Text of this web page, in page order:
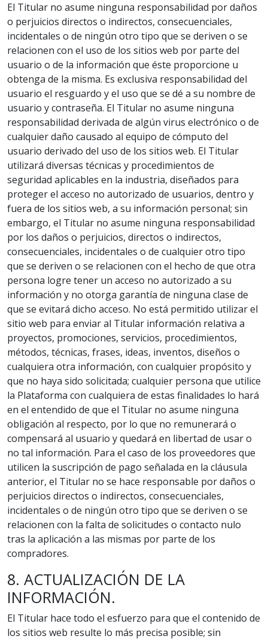
El Titular no asume ninguna responsabilidad por daños
o perjuicios directos o indirectos, consecuenciales,
incidentales o de ningún otro tipo que se deriven o se
relacionen con el uso de los sitios web por parte del
usuario o de la información que éste proporcione u
obtenga de la misma. Es exclusiva responsabilidad del
usuario el resguardo y el uso que se dé a su nombre de
usuario y contraseña. El Titular no asume ninguna
responsabilidad derivada de algún virus electrónico o de
cualquier daño causado al equipo de cómputo del
usuario derivado del uso de los sitios web. El Titular
utilizará diversas técnicas y procedimientos de
seguridad aplicables en la industria, diseñados para
proteger el acceso no autorizado de usuarios, dentro y
fuera de los sitios web, a su información personal; sin
embargo, el Titular no asume ninguna responsabilidad
por los daños o perjuicios, directos o indirectos,
consecuenciales, incidentales o de cualquier otro tipo
que se deriven o se relacionen con el hecho de que otra
persona logre tener un acceso no autorizado a su
información y no otorga garantía de ninguna clase de
que se evitará dicho acceso. No está permitido utilizar el
sitio web para enviar al Titular información relativa a
proyectos, promociones, servicios, procedimientos,
métodos, técnicas, frases, ideas, inventos, diseños o
cualquiera otra información, con cualquier propósito y
que no haya sido solicitada; cualquier persona que utilice
la Plataforma con cualquiera de estas finalidades lo hará
en el entendido de que el Titular no asume ninguna
obligación al respecto, por lo que no remunerará o
compensará al usuario y quedará en libertad de usar o
no tal información. Para el caso de los proveedores que
utilicen la suscripción de pago señalada en la cláusula
anterior, el Titular no se hace responsable por daños o
perjuicios directos o indirectos, consecuenciales,
incidentales o de ningún otro tipo que se deriven o se
relacionen con la falta de solicitudes o contacto nulo
tras la aplicación a las mismas por parte de los
compradores.
8. ACTUALIZACIÓN DE LA
INFORMACIÓN.
El Titular hace todo el esfuerzo para que el contenido de
los sitios web resulte lo más precisa posible; sin